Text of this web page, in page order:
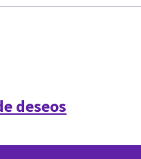
deseos